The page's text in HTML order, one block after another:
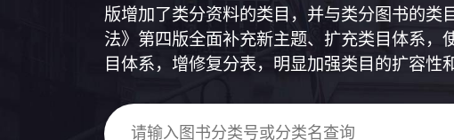
版增加了类分资料的类目，并与类分图书的类
法》第四版全面补充新主题、扩充类目体系，
目体系，增修复分表，明显加强类目的扩容性